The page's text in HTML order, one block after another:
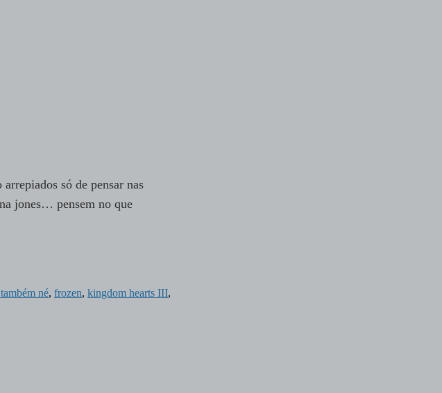
só de pensar nas
jones… pensem no que
né, frozen, kingdom hearts III,